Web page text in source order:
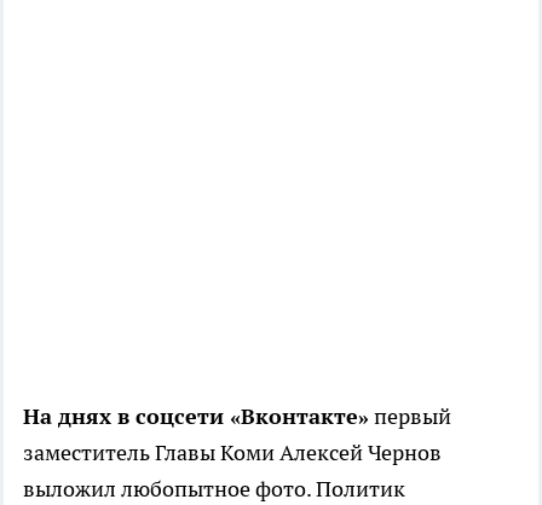
На днях в соцсети «Вконтакте» первый
заместитель Главы Коми Алексей Чернов
выложил любопытное фото. Политик